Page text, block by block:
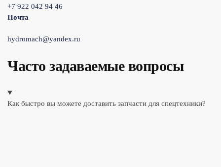
+7 922 042 94 46
Почта
hydromach@yandex.ru
Часто задаваемые вопросы
Как быстро вы можете доставить запчасти для спецтехники?